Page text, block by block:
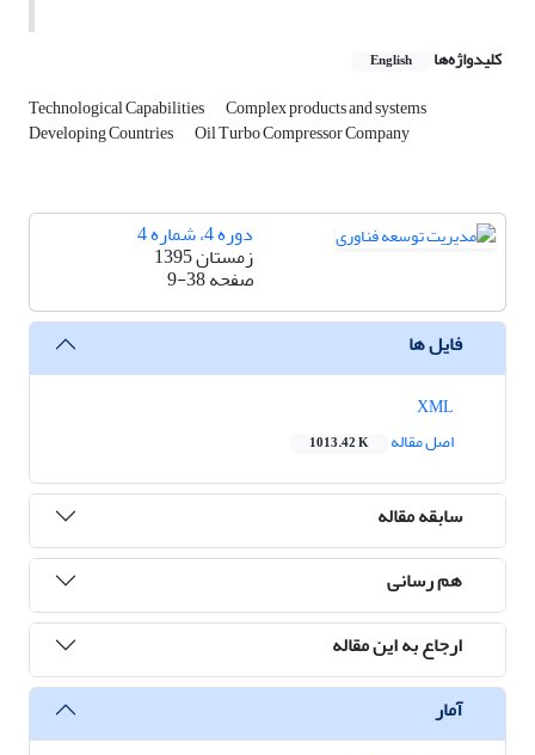
کلیدواژه‌ها English
Technological Capabilities Complex products and systems
Developing Countries Oil Turbo Compressor Company
دوره 4، شماره 4
زمستان 1395
صفحه9-38
فایل ها
اصل مقاله
1013.42 K
سابقه مقاله
هم رسانی
ارجاع به این مقاله
آمار